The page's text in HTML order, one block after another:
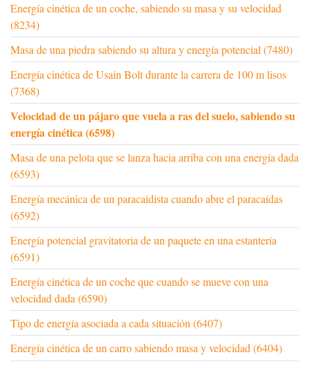
Energía cinética de un coche, sabiendo su masa y su velocidad
(8234)
Masa de una piedra sabiendo su altura y energía potencial (7480)
Energía cinética de Usain Bolt durante la carrera de 100 m lisos
(7368)
Velocidad de un pájaro que vuela a ras del suelo, sabiendo su
energía cinética (6598)
Masa de una pelota que se lanza hacia arriba con una energía dada
(6593)
Energía mecánica de un paracaidista cuando abre el paracaídas
(6592)
Energía potencial gravitatoria de un paquete en una estantería
(6591)
Energía cinética de un coche que cuando se mueve con una
velocidad dada (6590)
Tipo de energía asociada a cada situación (6407)
Energía cinética de un carro sabiendo masa y velocidad (6404)